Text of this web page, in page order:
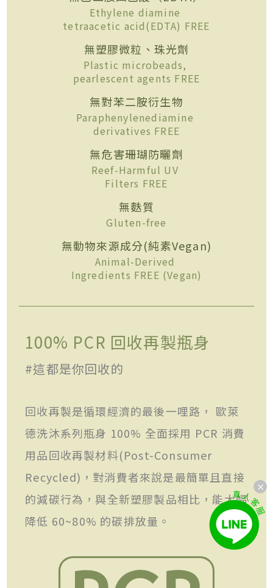
Ethylene diamine
tetraacetic acid(EDTA) FREE
無塑膠微粒、珠光劑
Plastic microbeads,
pearlescent agents FREE
無對苯二胺衍生物
Paraphenylenediamine
derivatives FREE
無危害珊瑚防曬劑
Reef-Harmful UV
Filters FREE
無麩質
Gluten-free
無動物來源成分(純素Vegan)
Animal-Derived
Ingredients FREE (Vegan)
100% PCR 回收再製瓶身
#這都是你回收的
回收再製是循環經濟的最後一哩路， 歐萊
德洗沐系列瓶身 100% 全面採用 PCR 消費
用品回收再製材料(Post-Consumer
Recycled)，對消費者來說是最簡單且直接
的減碳行為，與全新塑膠製品相比，能大幅
降低 60~80% 的碳排放量。